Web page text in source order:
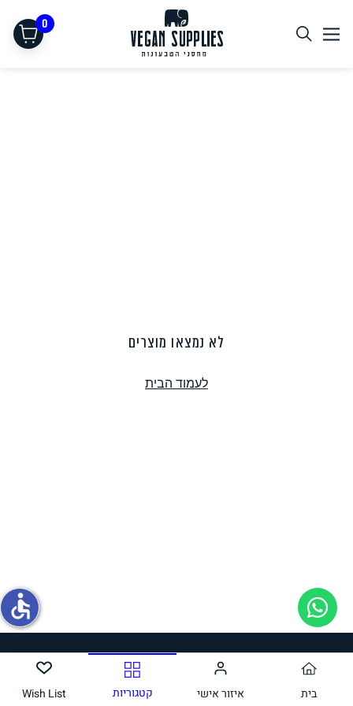
0
תחליפי ביצה
לא נמצאו מוצרים
לעמוד הבית
חלב ושמנת
בית איזור אישי קטגוריות Wish List
accessible